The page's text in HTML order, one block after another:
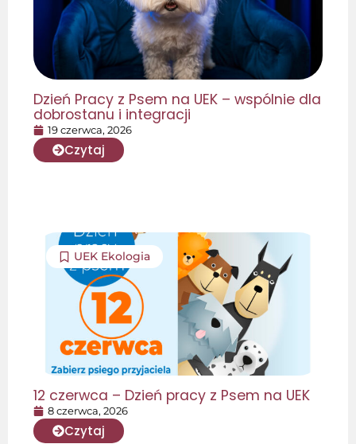
Dzień Pracy z Psem na UEK – wspólnie dla
dobrostanu i integracji
19 czerwca, 2026
Czytaj
UEK Ekologia
12 czerwca – Dzień pracy z Psem na UEK
8 czerwca, 2026
Czytaj